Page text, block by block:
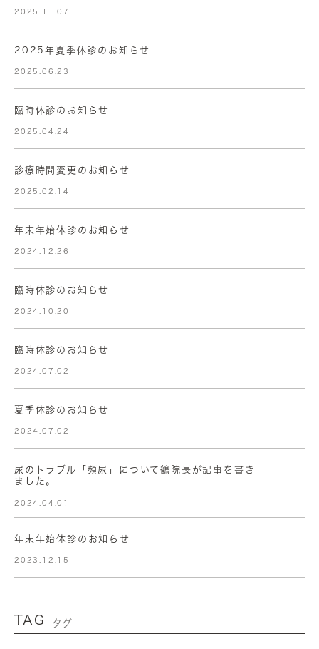
2025.11.07
2025年夏季休診のお知らせ
2025.06.23
臨時休診のお知らせ
2025.04.24
診療時間変更のお知らせ
2025.02.14
年末年始休診のお知らせ
2024.12.26
臨時休診のお知らせ
2024.10.20
臨時休診のお知らせ
2024.07.02
夏季休診のお知らせ
2024.07.02
尿のトラブル「頻尿」について鶴院長が記事を書き
ました。
2024.04.01
年末年始休診のお知らせ
2023.12.15
TAG タグ